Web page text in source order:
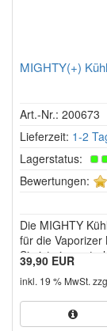
MIGHTY(+)
Art.-Nr.: 200673
Lieferzeit: 1-2
Lagerstatus:
Bewertungen:
Die MIGHTY
für die Vaporizer
Sie ist ein
und sorgt dafür,
Mundstück
39,90 EUR
inkl. 19 % MwSt.